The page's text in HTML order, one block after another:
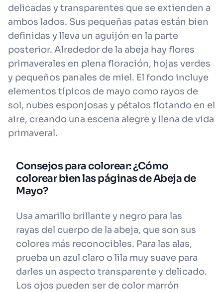
delicadas y transparentes que se extienden a
ambos lados. Sus pequeñas patas están bien
definidas y lleva un aguijón en la parte
posterior. Alrededor de la abeja hay flores
primaverales en plena floración, hojas verdes
y pequeños panales de miel. El fondo incluye
elementos típicos de mayo como rayos de
sol, nubes esponjosas y pétalos flotando en el
aire, creando una escena alegre y llena de vida
primaveral.
Consejos para colorear: ¿Cómo
colorear bien las páginas de Abeja de
Mayo?
Usa amarillo brillante y negro para las
rayas del cuerpo de la abeja, que son sus
colores más reconocibles. Para las alas,
prueba un azul claro o lila muy suave para
darles un aspecto transparente y delicado.
Los ojos pueden ser de color marrón